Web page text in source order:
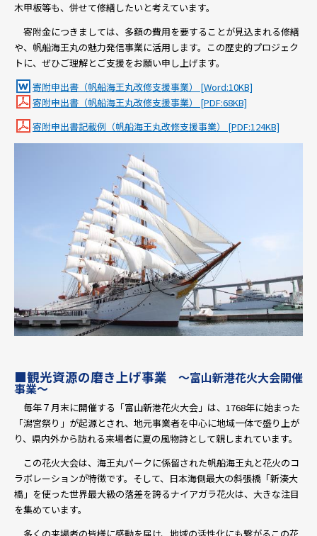
木甲板等も、併せて修繕したいと考えています。
寄附金につきましては、多額の費用を要することが見込まれる修繕
や、帆船海王丸の魅力発信事業に活用します。この歴史的プロジェク
トに、ぜひご理解とご支援をお願い申し上げます。
寄附申出書（帆船海王丸改修支援事業） [Word:10KB]
寄附申出書（帆船海王丸改修支援事業） [PDF:68KB]
寄附申出書記載例（帆船海王丸改修支援事業） [PDF:124KB]
■観光資源の磨き上げ事業 ～富山新港花火大会開催
事業～
毎年７月末に開催する「富山新港花火大会」は、1768年に始まった
「潟宮祭り」が起源とされ、地元事業者を中心に地域一体で盛り上が
り、県内外から訪れる来場者に夏の風物詩として親しまれています。
この花火大会は、海王丸パークに係留された帆船海王丸と花火のコ
ラボレーションが特徴です。そして、日本海側最大の斜張橋「新湊大
橋」を使った世界最大級の落差を誇るナイアガラ花火は、大きな注目
を集めています。